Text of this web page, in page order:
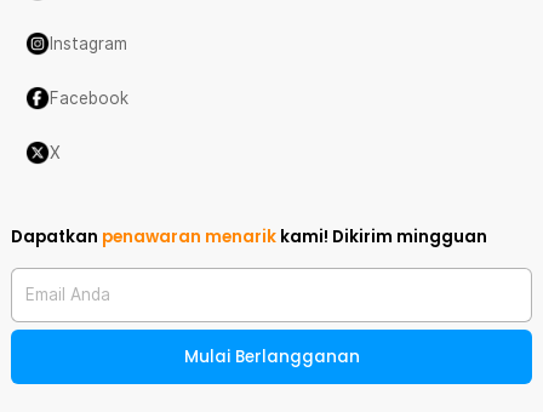
Instagram
Facebook
X
Dapatkan penawaran menarik kami! Dikirim mingguan
Email Anda
Mulai Berlangganan